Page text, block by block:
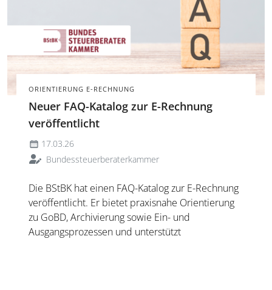
ORIENTIERUNG E-RECHNUNG
Neuer FAQ-Katalog zur E-Rechnung
veröffentlicht
17.03.26
Bundessteuerberaterkammer
Die BStBK hat einen FAQ-Katalog zur E-Rechnung
veröffentlicht. Er bietet praxisnahe Orientierung
zu GoBD, Archivierung sowie Ein- und
Ausgangsprozessen und unterstützt